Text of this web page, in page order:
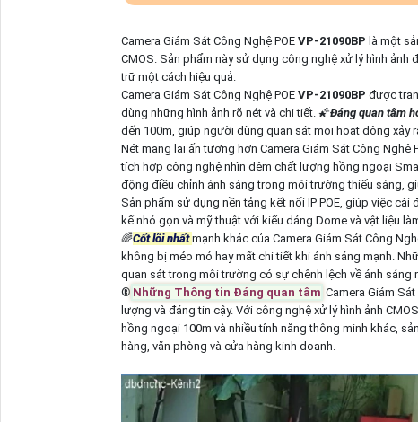
Camera Giám Sát Công Nghệ POE VP-21090BP là một
CMOS. Sản phẩm này sử dụng công nghệ xử lý hình
trữ một cách hiệu quả.
Camera Giám Sát Công Nghệ POE VP-21090BP được
dùng những hình ảnh rõ nét và chi tiết. 🌠Đáng quan tâm
đến 100m, giúp người dùng quan sát mọi hoạt động xảy
Nét mang lại ấn tượng hơn Camera Giám Sát Công Nghệ
tích hợp công nghệ nhìn đêm chất lượng hồng ngoại
động điều chỉnh ánh sáng trong môi trường thiếu sáng,
Sản phẩm sử dụng nền tảng kết nối IP POE, giúp việc
kế nhỏ gọn và mỹ thuật với kiểu dáng Dome và vật liệu
🌈Cốt lõi nhấtmạnh khác của Camera Giám Sát Công
không bị méo mó hay mất chi tiết khi ánh sáng mạnh.
quan sát trong môi trường có sự chênh lệch về ánh sáng
®️ Những Thông tin Đáng quan tâm Camera Giám
lượng và đáng tin cậy. Với công nghệ xử lý hình ảnh
hồng ngoại 100m và nhiều tính năng thông minh khác,
hàng, văn phòng và cửa hàng kinh doanh.